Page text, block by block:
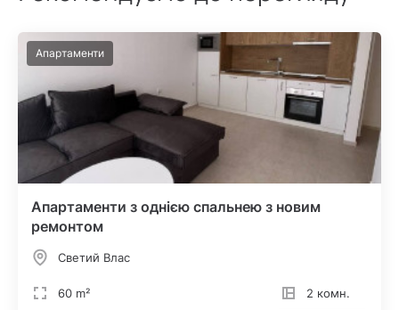
Апартаменти
Апартаменти з однією спальнею з новим
ремонтом
Светий Влас
60 m² 2 комн.